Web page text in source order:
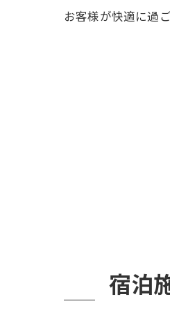
お客様が快適に過
宿泊